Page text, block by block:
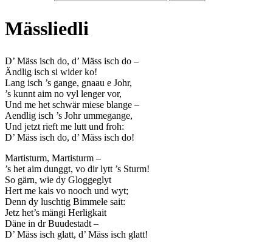
Mässliedli
D’ Mäss isch do, d’ Mäss isch do –
Ändlig isch si wider ko!
Lang isch ’s gange, gnaau e Johr,
’s kunnt aim no vyl lenger vor,
Und me het schwär miese blange –
Aendlig isch ’s Johr ummegange,
Und jetzt rieft me lutt und froh:
D’ Mäss isch do, d’ Mäss isch do!
Martisturm, Martisturm –
’s het aim dunggt, vo dir lytt ’s Sturm!
So gärn, wie dy Gloggeglyt
Hert me kais vo nooch und wyt;
Denn dy luschtig Bimmele sait:
Jetz het’s mängi Herligkait
Däne in dr Buudestadt –
D’ Mäss isch glatt, d’ Mäss isch glatt!